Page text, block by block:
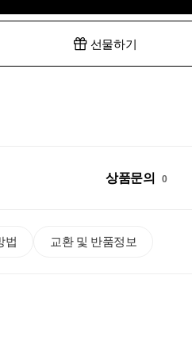
선물하기
상품문의 0
법 교환 및 반품정보